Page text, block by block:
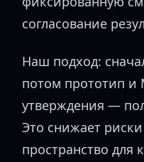
согласование
Наш подход:
потом прототип и
утверждения —
Это снижает
пространство для